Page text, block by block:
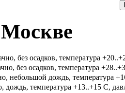
без осадков, температура
без осадков, температура
небольшой дождь, температура
дождь, температура +13..+15 С,